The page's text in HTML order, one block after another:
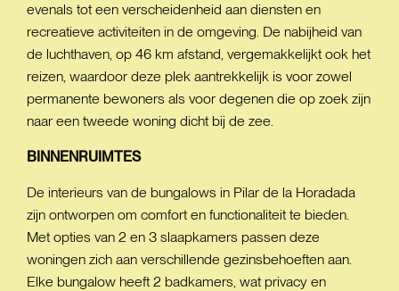
evenals tot een verscheidenheid aan diensten en
recreatieve activiteiten in de omgeving. De nabijheid van
de luchthaven, op 46 km afstand, vergemakkelijkt ook het
reizen, waardoor deze plek aantrekkelijk is voor zowel
permanente bewoners als voor degenen die op zoek zijn
naar een tweede woning dicht bij de zee.
BINNENRUIMTES
De interieurs van de bungalows in Pilar de la Horadada
zijn ontworpen om comfort en functionaliteit te bieden.
Met opties van 2 en 3 slaapkamers passen deze
woningen zich aan verschillende gezinsbehoeften aan.
Elke bungalow heeft 2 badkamers, wat privacy en